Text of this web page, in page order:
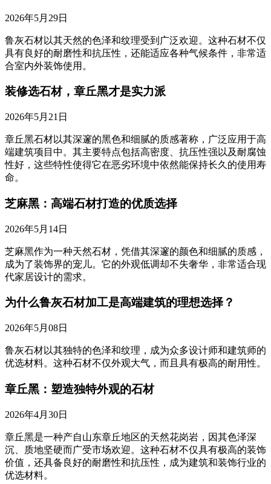
2026年5月29日
鲁灰石材以其天然的色泽和纹理受到广泛欢迎。这种石材不仅
具有良好的耐磨性和抗压性，还能适应各种气候条件，非常适
合室内外装饰使用。
装修选石材，章丘黑才是实力派
2026年5月21日
章丘黑石材以其深邃的黑色和细腻的质感著称，广泛应用于高
端建筑项目中。其主要特点包括高密度、抗压性强以及耐腐蚀
性好，这些特性使得它在恶劣环境中依然能保持长久的使用寿
命。
芝麻黑：高端石材打造的优质选择
2026年5月14日
芝麻黑作为一种天然石材，凭借其深邃的颜色和细腻的质感，
成为了装饰界的宠儿。它的外观低调却不失奢华，非常适合现
代家居设计的需求。
为什么鲁灰石材加工是高端建筑的理想选择？
2026年5月08日
鲁灰石材以其独特的色泽和纹理，成为众多设计师和建筑师的
优选材料。这种石材不仅外观大气，而且具有极高的耐用性。
章丘黑：塑造独特外观的石材
2026年4月30日
章丘黑是一种产自山东章丘地区的天然花岗岩，因其色泽深
沉、质地坚硬而广受市场欢迎。这种石材不仅具有极高的装饰
价值，还具备良好的耐磨性和抗压性，成为建筑和装饰行业的
优选材料。